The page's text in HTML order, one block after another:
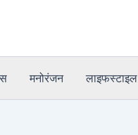
मनोरंजन लाइफस्टाइल